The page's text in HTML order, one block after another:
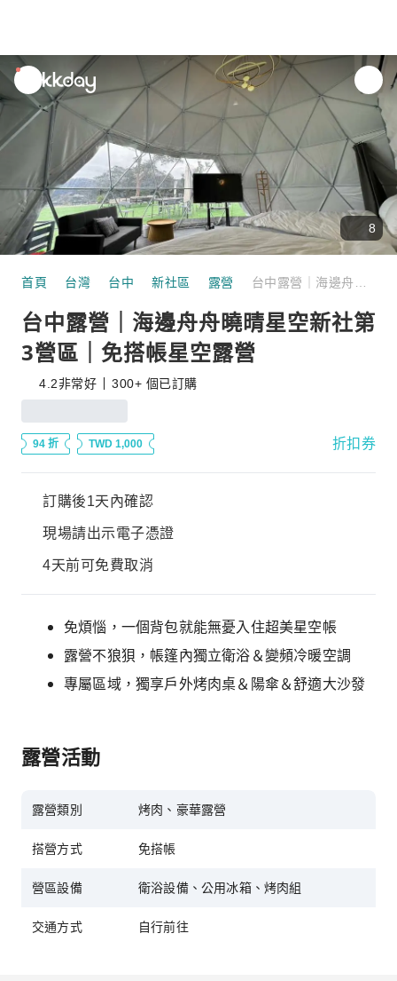
unread
notifications
8
首頁 台灣 台中 新社區 露營
台中露營｜海邊舟舟曉晴星空新社第
3營區｜免搭帳星空露營
4.2非常好 300+ 個已訂購
94 折 TWD 1,000 折扣券
訂購後1天內確認
現場請出示電子憑證
4天前可免費取消
免煩惱，一個背包就能無憂入住超美星空帳
露營不狼狽，帳篷內獨立衛浴＆變頻冷暖空調
專屬區域，獨享戶外烤肉桌＆陽傘＆舒適大沙發
露營活動
露營類別 烤肉、豪華露營
搭營方式 免搭帳
營區設備 衛浴設備、公用冰箱、烤肉組
交通方式 自行前往